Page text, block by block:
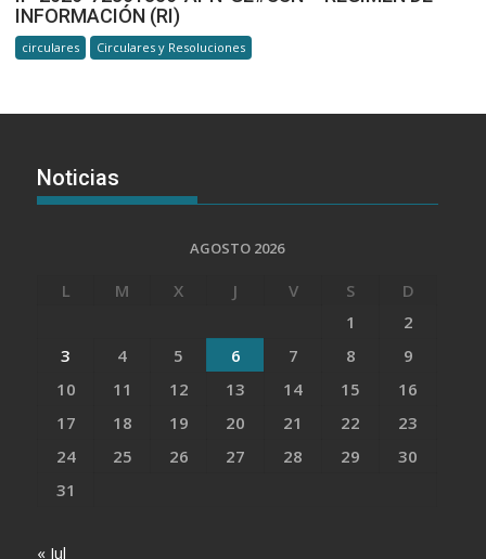
INFORMACIÓN (RI)
circulares Circulares y Resoluciones
Noticias
AGOSTO 2026
L M X J V S
D
1
2
3
4 5 6 7 8
9
10
11 12 13 14 15
16
17
18 19 20 21 22
23
24
25 26 27 28 29
30
31
« Jul